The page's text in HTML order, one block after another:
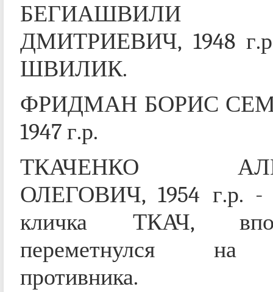
БЕГИАШВИЛИ
ДМИТРИЕВИЧ, 1948
ШВИЛИК.
ФРИДМАН БОРИС
1947 г.р.
ТКАЧЕНКО
ОЛЕГОВИЧ, 1954 г.р. -
кличка ТКАЧ,
переметнулся на
противника.